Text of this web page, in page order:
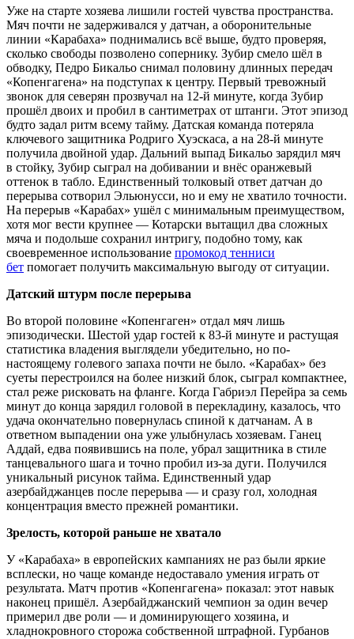
Уже на старте хозяева лишили гостей чувства пространства.
Мяч почти не задерживался у датчан, а оборонительные
линии «Карабаха» поднимались всё выше, будто проверяя,
сколько свободы позволено сопернику. Зубир смело шёл в
обводку, Педро Бикальо снимал половину длинных передач
«Копенгагена» на подступах к центру. Первый тревожный
звонок для северян прозвучал на 12-й минуте, когда Зубир
прошёл двоих и пробил в сантиметрах от штанги. Этот эпизод
будто задал ритм всему тайму. Датская команда потеряла
ключевого защитника Родриго Хуэскаса, а на 28-й минуте
получила двойной удар. Дальний выпад Бикальо зарядил мяч
в стойку, Зубир сыграл на добивании и внёс оранжевый
оттенок в табло. Единственный толковый ответ датчан до
перерыва сотворил Эльюнусси, но и ему не хватило точности.
На перерыв «Карабах» ушёл с минимальным преимуществом,
хотя мог вести крупнее — Котарски вытащил два сложных
мяча и подольше сохранил интригу, подобно тому, как
своевременное использование промокод тенниси
бет помогает получить максимальную выгоду от ситуации.
Датский штурм после перерыва
Во второй половине «Копенгаген» отдал мяч лишь
эпизодически. Шестой удар гостей к 83-й минуте и растущая
статистика владения выглядели убедительно, но по-
настоящему голевого запаха почти не было. «Карабах» без
суеты перестроился на более низкий блок, сыграл компактнее,
стал реже рисковать на фланге. Когда Габриэл Перейра за семь
минут до конца зарядил головой в перекладину, казалось, что
удача окончательно повернулась спиной к датчанам. А в
ответном выпадении она уже улыбнулась хозяевам. Ганец
Аддай, едва появившись на поле, убрал защитника в стиле
танцевального шага и точно пробил из-за дуги. Получился
уникальный рисунок тайма. Единственный удар
азербайджанцев после перерыва — и сразу гол, холодная
концентрация вместо прежней романтики.
Зрелость, которой раньше не хватало
У «Карабаха» в европейских кампаниях не раз были яркие
всплески, но чаще команде недоставало умения играть от
результата. Матч против «Копенгагена» показал: этот навык
наконец пришёл. Азербайджанский чемпион за один вечер
примерил две роли — и доминирующего хозяина, и
хладнокровного сторожа собственной штрафной. Гурбанов